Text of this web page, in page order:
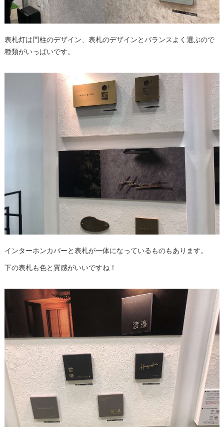
表札灯は門柱のデザイン、表札のデザインとバランスよく選ぶので
種類がいっぱいです。
インターホンカバーと表札が一体になっているものもあります。
下の表札も色と質感がいいですね！